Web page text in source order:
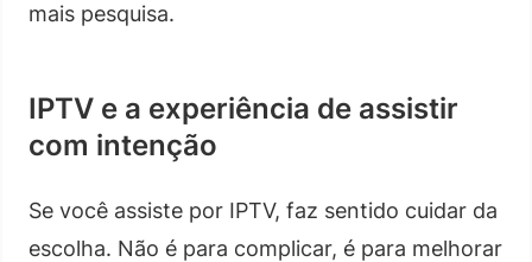
mais pesquisa.
IPTV e a experiência de assistir
com intenção
Se você assiste por IPTV, faz sentido cuidar da
escolha. Não é para complicar, é para melhorar